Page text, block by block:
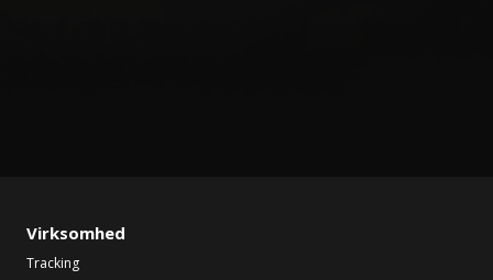
Virksomhed
Tracking